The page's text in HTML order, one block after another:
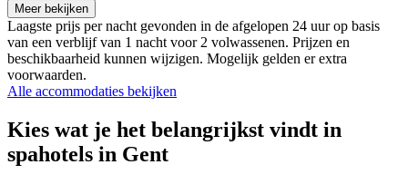
Meer bekijken
Laagste prijs per nacht gevonden in de afgelopen 24 uur op basis
van een verblijf van 1 nacht voor 2 volwassenen. Prijzen en
beschikbaarheid kunnen wijzigen. Mogelijk gelden er extra
voorwaarden.
Alle accommodaties bekijken
Kies wat je het belangrijkst vindt in
spahotels in Gent